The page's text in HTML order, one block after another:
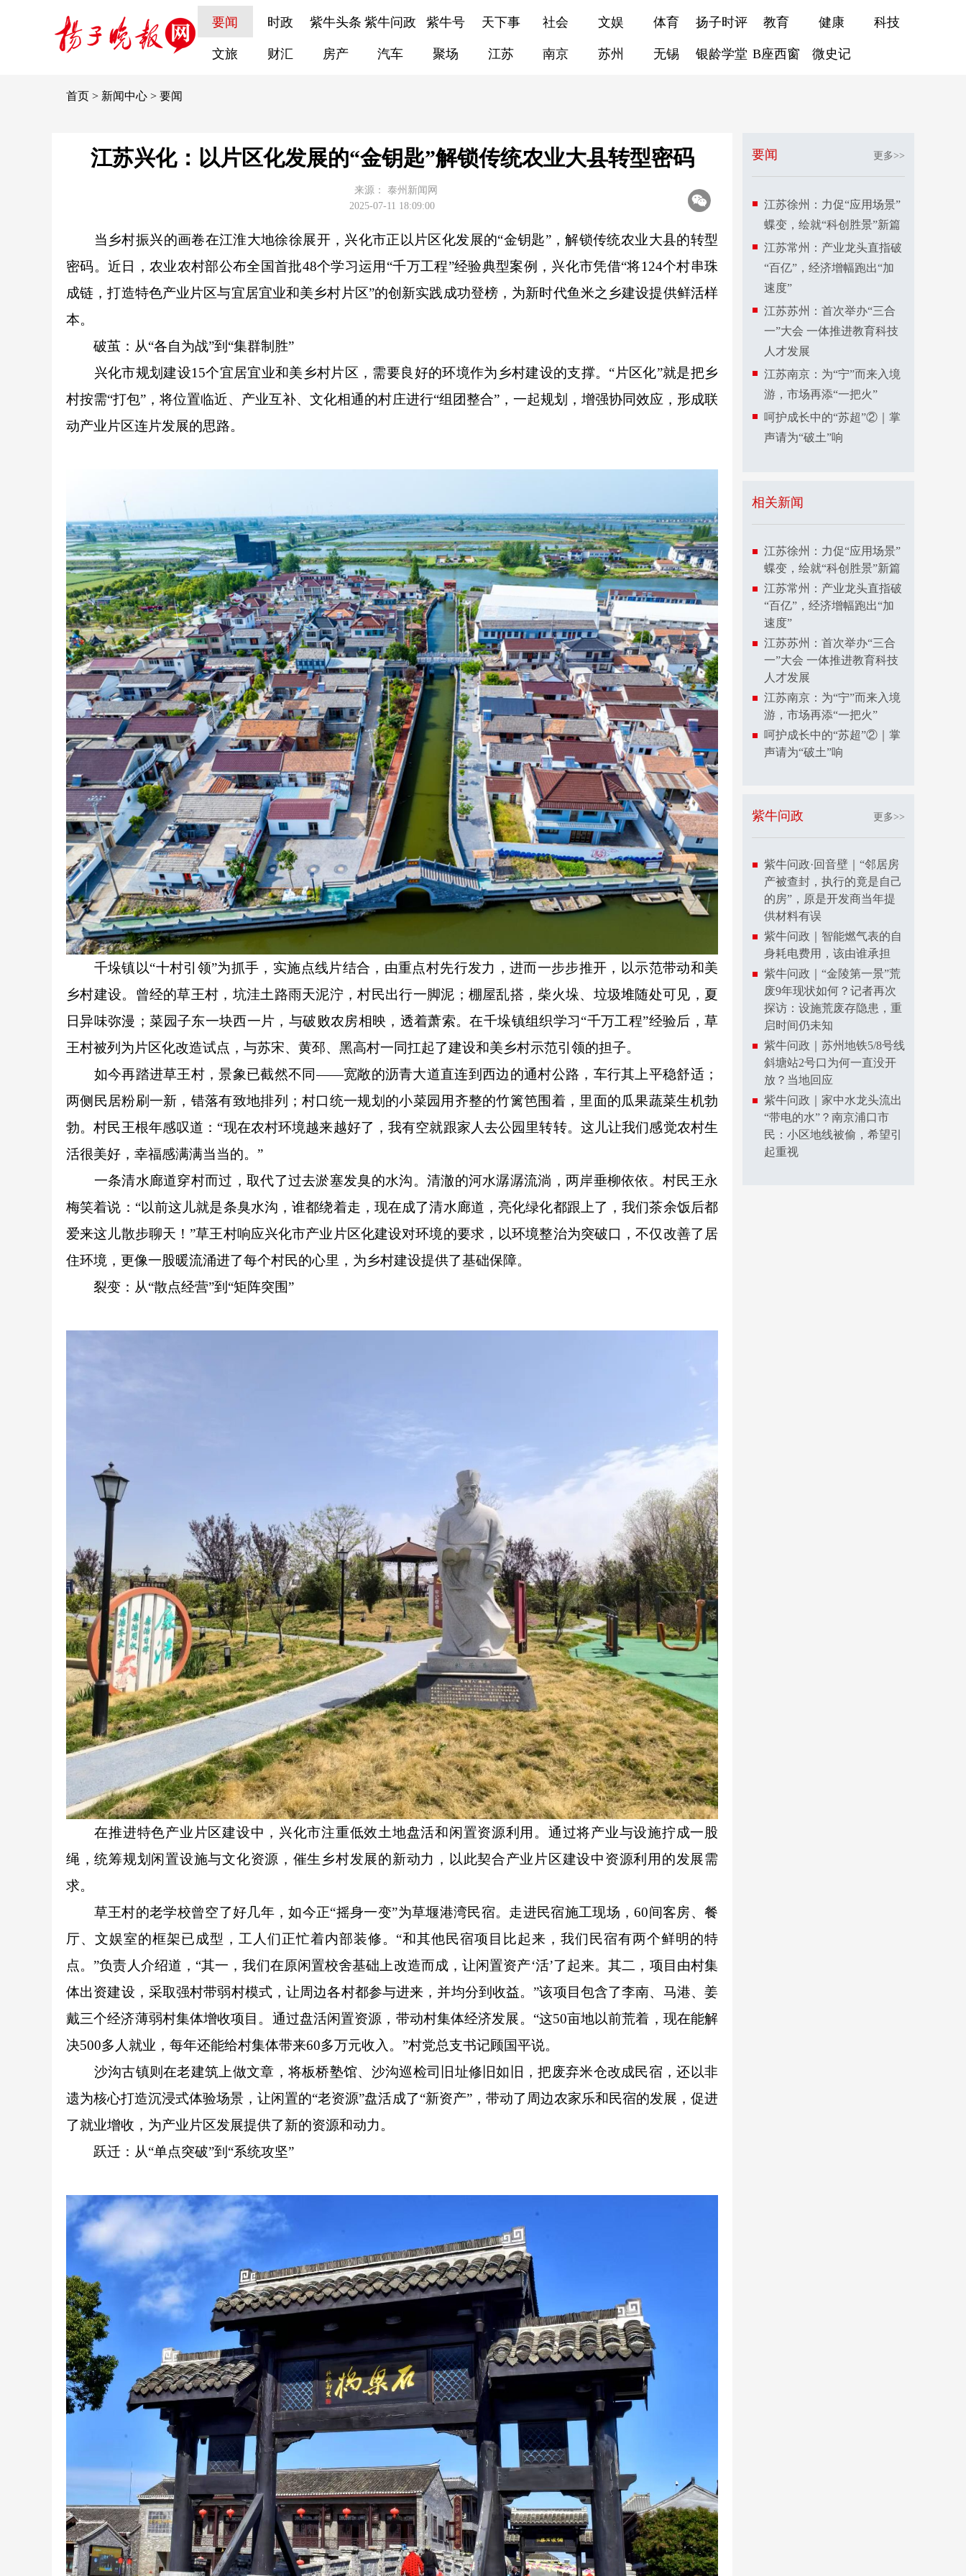
要闻 时政 紫牛头条 紫牛问政 紫牛号 天下事 社会 文娱 体育 扬子时评 教育 健康 科技
文旅 财汇 房产 汽车 聚场 江苏 南京 苏州 无锡 银龄学堂 B座西窗 微史记
首页 > 新闻中心 > 要闻
江苏兴化：以片区化发展的“金钥匙”解锁传统农业大县转型密码
来源：
泰州新闻网
2025-07-11 18:09:00
当乡村振兴的画卷在江淮大地徐徐展开，兴化市正以片区化发展的“金钥匙”，解锁传统农业大县的转型
密码。近日，农业农村部公布全国首批48个学习运用“千万工程”经验典型案例，兴化市凭借“将124个村串珠
成链，打造特色产业片区与宜居宜业和美乡村片区”的创新实践成功登榜，为新时代鱼米之乡建设提供鲜活样
本。
破茧：从“各自为战”到“集群制胜”
兴化市规划建设15个宜居宜业和美乡村片区，需要良好的环境作为乡村建设的支撑。“片区化”就是把乡
村按需“打包”，将位置临近、产业互补、文化相通的村庄进行“组团整合”，一起规划，增强协同效应，形成联
动产业片区连片发展的思路。
千垛镇以“十村引领”为抓手，实施点线片结合，由重点村先行发力，进而一步步推开，以示范带动和美
乡村建设。曾经的草王村，坑洼土路雨天泥泞，村民出行一脚泥；棚屋乱搭，柴火垛、垃圾堆随处可见，夏
日异味弥漫；菜园子东一块西一片，与破败农房相映，透着萧索。在千垛镇组织学习“千万工程”经验后，草
王村被列为片区化改造试点，与苏宋、黄邳、黑高村一同扛起了建设和美乡村示范引领的担子。
如今再踏进草王村，景象已截然不同——宽敞的沥青大道直连到西边的通村公路，车行其上平稳舒适；
两侧民居粉刷一新，错落有致地排列；村口统一规划的小菜园用齐整的竹篱笆围着，里面的瓜果蔬菜生机勃
勃。村民王根年感叹道：“现在农村环境越来越好了，我有空就跟家人去公园里转转。这儿让我们感觉农村生
活很美好，幸福感满满当当的。”
一条清水廊道穿村而过，取代了过去淤塞发臭的水沟。清澈的河水潺潺流淌，两岸垂柳依依。村民王永
梅笑着说：“以前这儿就是条臭水沟，谁都绕着走，现在成了清水廊道，亮化绿化都跟上了，我们茶余饭后都
爱来这儿散步聊天！”草王村响应兴化市产业片区化建设对环境的要求，以环境整治为突破口，不仅改善了居
住环境，更像一股暖流涌进了每个村民的心里，为乡村建设提供了基础保障。
裂变：从“散点经营”到“矩阵突围”
在推进特色产业片区建设中，兴化市注重低效土地盘活和闲置资源利用。通过将产业与设施拧成一股
绳，统筹规划闲置设施与文化资源，催生乡村发展的新动力，以此契合产业片区建设中资源利用的发展需
求。
草王村的老学校曾空了好几年，如今正“摇身一变”为草堰港湾民宿。走进民宿施工现场，60间客房、餐
厅、文娱室的框架已成型，工人们正忙着内部装修。“和其他民宿项目比起来，我们民宿有两个鲜明的特
点。”负责人介绍道，“其一，我们在原闲置校舍基础上改造而成，让闲置资产‘活’了起来。其二，项目由村集
体出资建设，采取强村带弱村模式，让周边各村都参与进来，并均分到收益。”该项目包含了李南、马港、姜
戴三个经济薄弱村集体增收项目。通过盘活闲置资源，带动村集体经济发展。“这50亩地以前荒着，现在能解
决500多人就业，每年还能给村集体带来60多万元收入。”村党总支书记顾国平说。
沙沟古镇则在老建筑上做文章，将板桥塾馆、沙沟巡检司旧址修旧如旧，把废弃米仓改成民宿，还以非
遗为核心打造沉浸式体验场景，让闲置的“老资源”盘活成了“新资产”，带动了周边农家乐和民宿的发展，促进
了就业增收，为产业片区发展提供了新的资源和动力。
跃迁：从“单点突破”到“系统攻坚”
要闻 更多>>
江苏徐州：力促“应用场景”
蝶变，绘就“科创胜景”新篇
江苏常州：产业龙头直指破
“百亿”，经济增幅跑出“加
速度”
江苏苏州：首次举办“三合
一”大会 一体推进教育科技
人才发展
江苏南京：为“宁”而来入境
游，市场再添“一把火”
呵护成长中的“苏超”②｜掌
声请为“破土”响
相关新闻
江苏徐州：力促“应用场景”
蝶变，绘就“科创胜景”新篇
江苏常州：产业龙头直指破
“百亿”，经济增幅跑出“加
速度”
江苏苏州：首次举办“三合
一”大会 一体推进教育科技
人才发展
江苏南京：为“宁”而来入境
游，市场再添“一把火”
呵护成长中的“苏超”②｜掌
声请为“破土”响
紫牛问政 更多>>
紫牛问政·回音壁｜“邻居房
产被查封，执行的竟是自己
的房”，原是开发商当年提
供材料有误
紫牛问政｜智能燃气表的自
身耗电费用，该由谁承担
紫牛问政｜“金陵第一景”荒
废9年现状如何？记者再次
探访：设施荒废存隐患，重
启时间仍未知
紫牛问政｜苏州地铁5/8号线
斜塘站2号口为何一直没开
放？当地回应
紫牛问政｜家中水龙头流出
“带电的水”？南京浦口市
民：小区地线被偷，希望引
起重视